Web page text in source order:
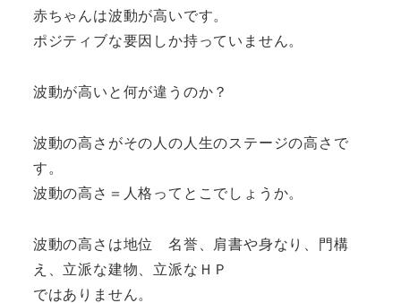
赤ちゃんは波動が高いです。
ポジティブな要因しか持っていません。
波動が高いと何が違うのか？
波動の高さがその人の人生のステージの高さで
す。
波動の高さ＝人格ってとこでしょうか。
波動の高さは地位 名誉、肩書や身なり、門構
え、立派な建物、立派なＨＰ
ではありません。